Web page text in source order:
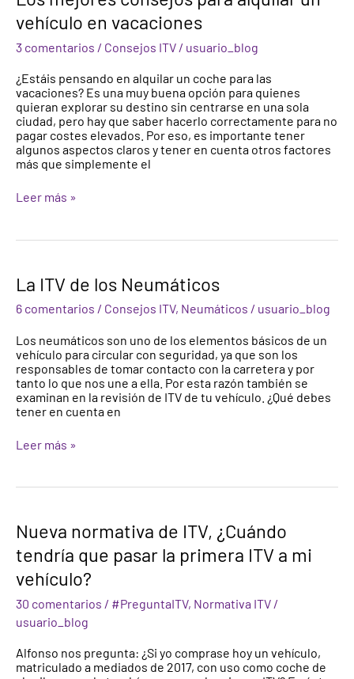
vehículo en vacaciones
3 comentarios / Consejos ITV / usuario_blog
¿Estáis pensando en alquilar un coche para las
vacaciones? Es una muy buena opción para quienes
quieran explorar su destino sin centrarse en una sola
ciudad, pero hay que saber hacerlo correctamente para no
pagar costes elevados. Por eso, es importante tener
algunos aspectos claros y tener en cuenta otros factores
más que simplemente el
mejores
consejos
alquilar
vehículo
en
vacaciones
Leer más »
La ITV de los Neumáticos
6 comentarios / Consejos ITV, Neumáticos / usuario_blog
Los neumáticos son uno de los elementos básicos de un
vehículo para circular con seguridad, ya que son los
responsables de tomar contacto con la carretera y por
tanto lo que nos une a ella. Por esta razón también se
examinan en la revisión de ITV de tu vehículo. ¿Qué debes
tener en cuenta en
La
ITV
de
Neumáticos
Leer más »
Nueva normativa de ITV, ¿Cuándo
tendría que pasar la primera ITV a mi
vehículo?
30 comentarios / #PreguntaITV, Normativa ITV /
usuario_blog
Alfonso nos pregunta: ¿Si yo comprase hoy un vehículo,
matriculado a mediados de 2017, con uso como coche de
Nueva
normativa
de
¿Cuándo
tendría
que
pasar
primera
ITV